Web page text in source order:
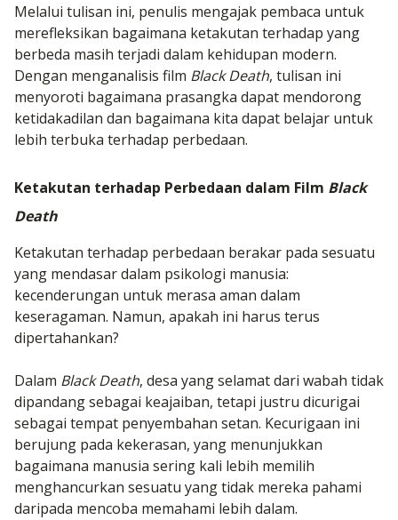
Melalui tulisan ini, penulis mengajak pembaca untuk
merefleksikan bagaimana ketakutan terhadap yang
berbeda masih terjadi dalam kehidupan modern.
Dengan menganalisis film Black Death, tulisan ini
menyoroti bagaimana prasangka dapat mendorong
ketidakadilan dan bagaimana kita dapat belajar untuk
lebih terbuka terhadap perbedaan.
Ketakutan terhadap Perbedaan dalam Film Black
Death
Ketakutan terhadap perbedaan berakar pada sesuatu
yang mendasar dalam psikologi manusia:
kecenderungan untuk merasa aman dalam
keseragaman. Namun, apakah ini harus terus
dipertahankan?
Dalam Black Death, desa yang selamat dari wabah tidak
dipandang sebagai keajaiban, tetapi justru dicurigai
sebagai tempat penyembahan setan. Kecurigaan ini
berujung pada kekerasan, yang menunjukkan
bagaimana manusia sering kali lebih memilih
menghancurkan sesuatu yang tidak mereka pahami
daripada mencoba memahami lebih dalam.